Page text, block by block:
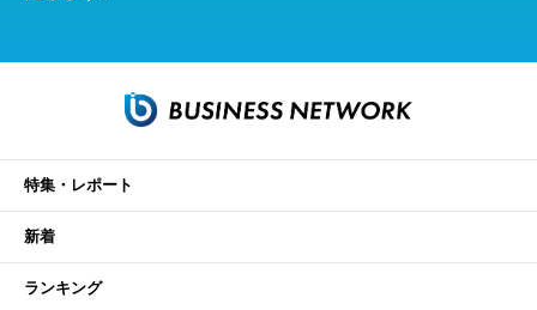
特集・レポート
新着
ランキング